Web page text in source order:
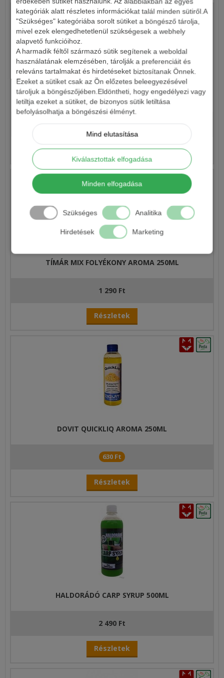
kategóriák alatt részletes információkat talál minden sütiről.A
"Szükséges" kategóriába sorolt sütiket a böngésző tárolja,
mivel ezek elengedhetetlenül szükségesek a webhely
alapvető funkcióihoz.
A harmadik féltől származó sütik segítenek a weboldal
használatának elemzésében, tárolják a preferenciáit és
releváns tartalmakat és hirdetéseket biztosítanak Önnek.
Ezeket a sütiket csak az Ön előzetes beleegyezésével
tároljuk a böngészőjében.Eldöntheti, hogy engedélyezi vagy
letiltja ezeket a sütiket, de bizonyos sütik letiltása
befolyásolhatja a böngészési élményt.
Mind elutasítása
Kiválasztottak elfogadása
Minden elfogadása
Szükséges Analitika
Hirdetések Marketing
HALDORÁDÓ AROMA TUNING 250ML
Részletek
TÍMÁR MIX FOLYÉKONY AROMA 250ML
1 290 Ft
Részletek
DOVIT QUICKLIQ AROMA 250ML
630 Ft
Részletek
HALDORÁDÓ CARP SYRUP 500ML
2 490 Ft
Részletek